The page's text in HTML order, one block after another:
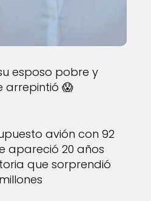
esposo pobre y
arrepintió 😱
avión con 92
apareció 20 años
que sorprendió